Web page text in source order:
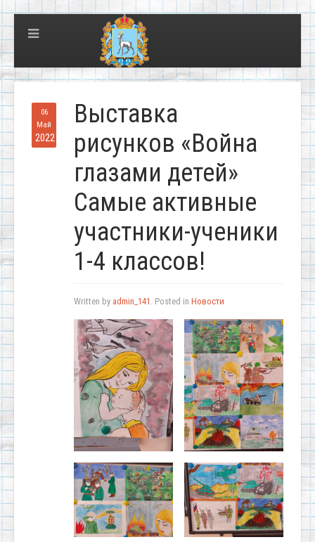
06
Май
2022
Выставка
рисунков «Война
глазами детей»
Самые активные
участники-ученики
1-4 классов!
Written by admin_141 . Posted in Новости